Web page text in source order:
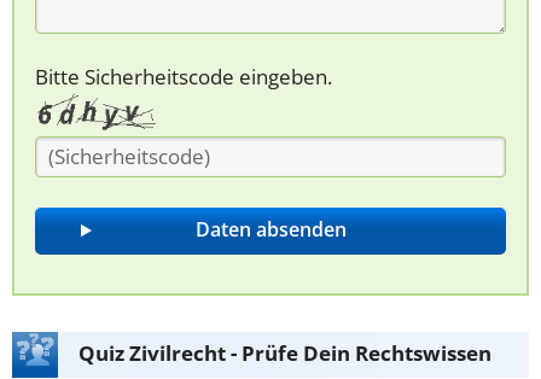
Bitte Sicherheitscode eingeben.
Quiz Zivilrecht - Prüfe Dein Rechtswissen